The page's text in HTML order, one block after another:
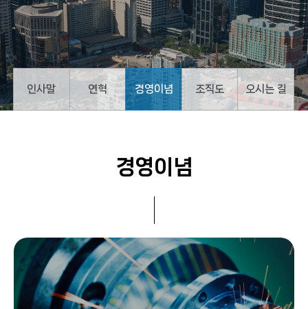
인사말 연혁 경영이념 조직도 오시는 길
경영이념